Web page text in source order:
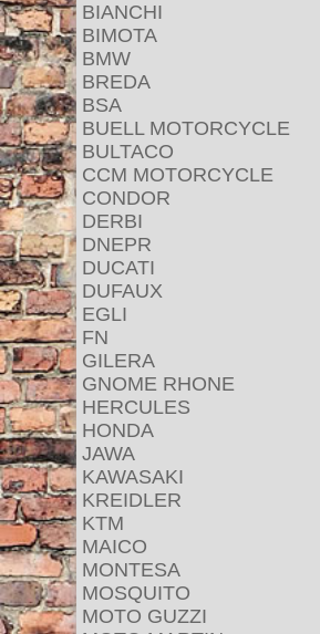
BIANCHI
BIMOTA
BMW
BREDA
BSA
BUELL MOTORCYCLE
BULTACO
CCM MOTORCYCLE
CONDOR
DERBI
DNEPR
DUCATI
DUFAUX
EGLI
FN
GILERA
GNOME RHONE
HERCULES
HONDA
JAWA
KAWASAKI
KREIDLER
KTM
MAICO
MONTESA
MOSQUITO
MOTO GUZZI